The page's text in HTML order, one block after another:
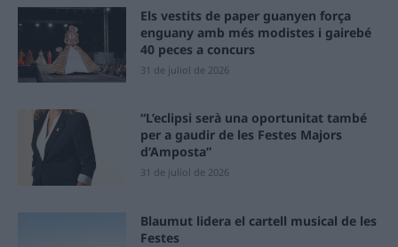
Els vestits de paper guanyen força
enguany amb més modistes i gairebé
40 peces a concurs
31 de juliol de 2026
“L’eclipsi serà una oportunitat també
per a gaudir de les Festes Majors
d’Amposta”
31 de juliol de 2026
Blaumut lidera el cartell musical de les
Festes